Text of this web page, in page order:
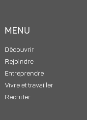
MENU
Découvrir
Rejoindre
Entreprendre
Vivre et travailler
Recruter